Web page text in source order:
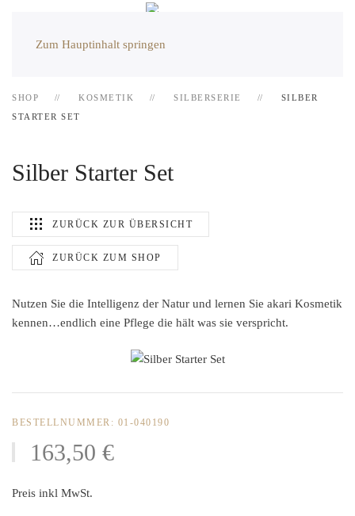
Zum Hauptinhalt springen
SHOP KOSMETIK SILBERSERIE
SILBER
STARTER SET
Silber Starter Set
ZURÜCK ZUR ÜBERSICHT
ZURÜCK ZUM SHOP
Nutzen Sie die Intelligenz der Natur und lernen Sie akari Kosmetik
kennen…endlich eine Pflege die hält was sie verspricht.
BESTELLNUMMER: 01-040190
163,50 €
Preis inkl MwSt.